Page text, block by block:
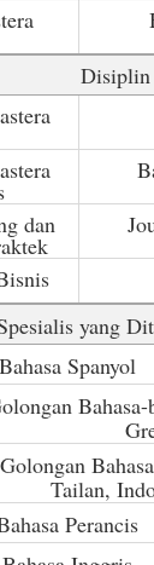
dan
yang
Bahasa Spanyol
Golongan
Tailan,
Perancis